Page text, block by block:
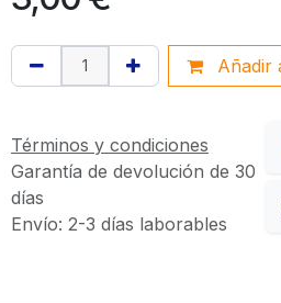
Añadir
Términos y condiciones
Garantía de devolución de 30
días
Envío: 2-3 días laborables